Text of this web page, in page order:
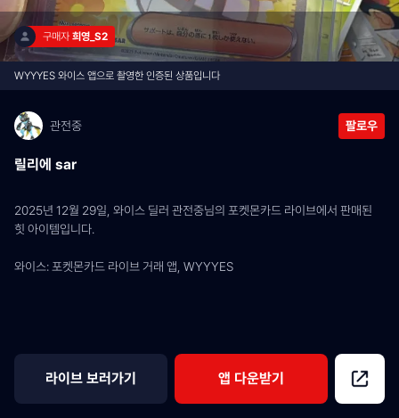
구매자 희영_S2
WYYYES 와이스 앱으로 촬영한 인증된 상품입니다
관전중 팔로우
릴리에 sar
2025년 12월 29일, 와이스 딜러 관전중님의 포켓몬카드 라이브에서 판매된
힛 아이템입니다.
와이스: 포켓몬카드 라이브 거래 앱, WYYYES
라이브 보러가기 앱 다운받기